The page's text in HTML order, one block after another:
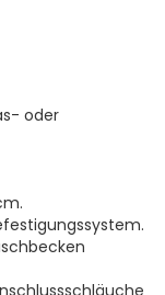
oder